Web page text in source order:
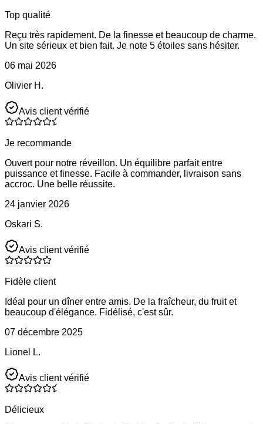
Top qualité
Reçu très rapidement. De la finesse et beaucoup de charme.
Un site sérieux et bien fait. Je note 5 étoiles sans hésiter.
06 mai 2026
Olivier H.
Avis client vérifié
Je recommande
Ouvert pour notre réveillon. Un équilibre parfait entre
puissance et finesse. Facile à commander, livraison sans
accroc. Une belle réussite.
24 janvier 2026
Oskari S.
Avis client vérifié
Fidèle client
Idéal pour un dîner entre amis. De la fraîcheur, du fruit et
beaucoup d'élégance. Fidélisé, c'est sûr.
07 décembre 2025
Lionel L.
Avis client vérifié
Délicieux